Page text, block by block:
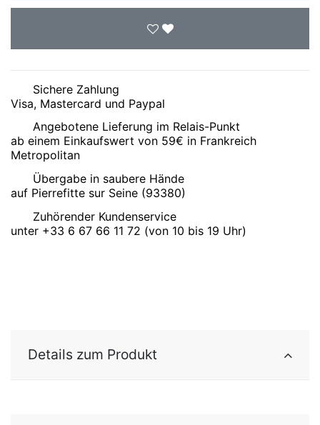
Sichere Zahlung
Visa, Mastercard und Paypal
Angebotene Lieferung im Relais-Punkt
ab einem Einkaufswert von 59€ in Frankreich
Metropolitan
Übergabe in saubere Hände
auf Pierrefitte sur Seine (93380)
Zuhörender Kundenservice
unter +33 6 67 66 11 72 (von 10 bis 19 Uhr)
Details zum Produkt